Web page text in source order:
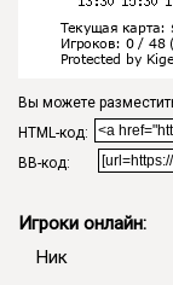
Вы можете
HTML-код:
BB-код:
Игроки онлайн:
Ник